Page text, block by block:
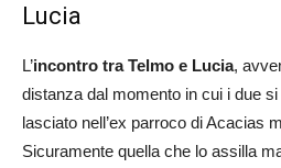
Lucia
L’incontro tra Telmo e Lucia,
distanza dal momento in cui i due
lasciato nell’ex parroco di Acacias
Sicuramente quella che lo assilla